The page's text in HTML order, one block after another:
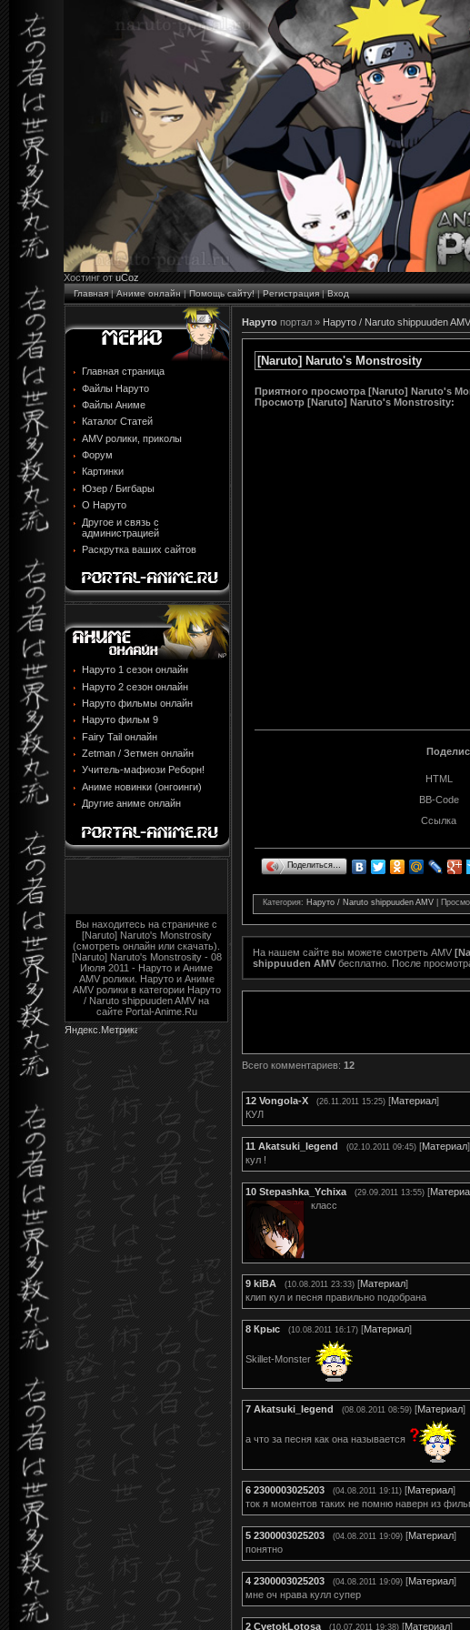
Хостинг от uCoz
Главная|Аниме онлайн|Помощь сайту!|Регистрация|Вход
Главная страница
Файлы Наруто
Файлы Аниме
Каталог Статей
AMV ролики, приколы
Форум
Картинки
Юзер / Бигбары
О Наруто
Другое и связь с
администрацией
Раскрутка ваших сайтов
Наруто 1 сезон онлайн
Наруто 2 сезон онлайн
Наруто фильмы онлайн
Наруто фильм 9
Fairy Tail онлайн
Zetman / Зетмен онлайн
Учитель-мафиози Реборн!
Аниме новинки (онгоинги)
Другие аниме онлайн
Вы находитесь на страничке с
[Naruto] Naruto's Monstrosity
(смотреть онлайн или скачать).
[Naruto] Naruto's Monstrosity - 08
Июля 2011 - Наруто и Аниме
AMV ролики. Наруто и Аниме
AMV ролики в категории Наруто
/ Naruto shippuuden AMV на
сайте Portal-Anime.Ru
Наруто портал » Наруто / Naruto shippuuden AMV
[Naruto] Naruto's Monstrosity
Приятного просмотра [Naruto] Naruto's
Просмотр [Naruto] Naruto's Monstrosity:
HTML
BB-Code
Ссылка
Поделиться…
Категория: Наруто / Naruto shippuuden AMV
На нашем сайте вы можете смотреть AMV
shippuuden AMV бесплатно. После
Всего комментариев: 12
12 Vongola-X (26.11.2011 15:25) [Материал]
КУЛ
11 Akatsuki_legend (02.10.2011 09:45) [Материал]
кул !
10 Stepashka_Ychixa (29.09.2011 13:55) [
класс
9 kiBA (10.08.2011 23:33) [Материал]
клип кул и песня правильно подобрана
8 Крыс (10.08.2011 16:17) [Материал]
Skillet-Monster
7 Akatsuki_legend (08.08.2011 08:59) [Материал]
а что за песня как она называется
6 2300003025203 (04.08.2011 19:11) [Материал]
ток я моментов таких не помню наверн из
5 2300003025203 (04.08.2011 19:09) [Материал]
понятно
4 2300003025203 (04.08.2011 19:09) [Материал]
мне оч нрава кулл супер
2 CvetokLotosa (10.07.2011 19:38) [Материал]